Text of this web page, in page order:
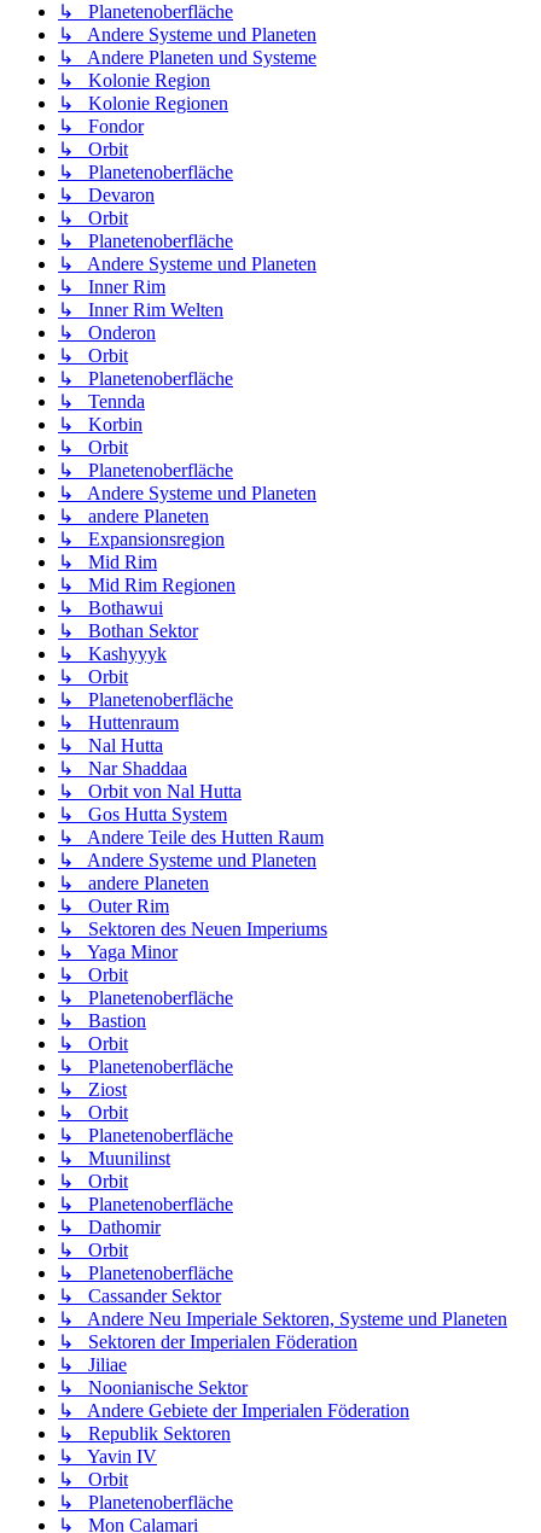
↳ Planetenoberfläche
↳ Andere Systeme und Planeten
↳ Andere Planeten und Systeme
↳ Kolonie Region
↳ Kolonie Regionen
↳ Fondor
↳ Orbit
↳ Planetenoberfläche
↳ Devaron
↳ Orbit
↳ Planetenoberfläche
↳ Andere Systeme und Planeten
↳ Inner Rim
↳ Inner Rim Welten
↳ Onderon
↳ Orbit
↳ Planetenoberfläche
↳ Tennda
↳ Korbin
↳ Orbit
↳ Planetenoberfläche
↳ Andere Systeme und Planeten
↳ andere Planeten
↳ Expansionsregion
↳ Mid Rim
↳ Mid Rim Regionen
↳ Bothawui
↳ Bothan Sektor
↳ Kashyyyk
↳ Orbit
↳ Planetenoberfläche
↳ Huttenraum
↳ Nal Hutta
↳ Nar Shaddaa
↳ Orbit von Nal Hutta
↳ Gos Hutta System
↳ Andere Teile des Hutten Raum
↳ Andere Systeme und Planeten
↳ andere Planeten
↳ Outer Rim
↳ Sektoren des Neuen Imperiums
↳ Yaga Minor
↳ Orbit
↳ Planetenoberfläche
↳ Bastion
↳ Orbit
↳ Planetenoberfläche
↳ Ziost
↳ Orbit
↳ Planetenoberfläche
↳ Muunilinst
↳ Orbit
↳ Planetenoberfläche
↳ Dathomir
↳ Orbit
↳ Planetenoberfläche
↳ Cassander Sektor
↳ Andere Neu Imperiale Sektoren, Systeme und Planeten
↳ Sektoren der Imperialen Föderation
↳ Jiliae
↳ Noonianische Sektor
↳ Andere Gebiete der Imperialen Föderation
↳ Republik Sektoren
↳ Yavin IV
↳ Orbit
↳ Planetenoberfläche
↳ Mon Calamari